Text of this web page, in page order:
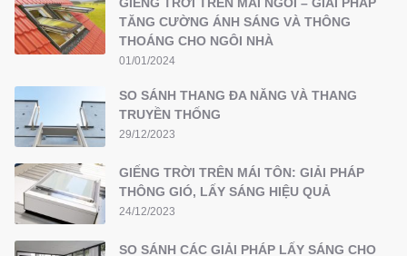
TĂNG CƯỜNG ÁNH SÁNG VÀ THÔNG
THOÁNG CHO NGÔI NHÀ
01/01/2024
SO SÁNH THANG ĐA NĂNG VÀ THANG
TRUYỀN THỐNG
29/12/2023
GIẾNG TRỜI TRÊN MÁI TÔN: GIẢI PHÁP
THÔNG GIÓ, LẤY SÁNG HIỆU QUẢ
24/12/2023
SO SÁNH CÁC GIẢI PHÁP LẤY SÁNG CHO